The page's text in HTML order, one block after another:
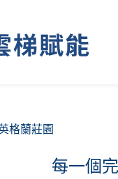
格蘭莊園
每一個